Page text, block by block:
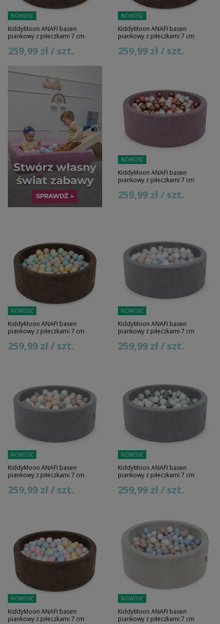
NOWOŚĆ
KiddyMoon ANAFI basen
piankowy z piłeczkami 7 cm
259,99 zł / szt.
NOWOŚĆ
KiddyMoon ANAFI basen
piankowy z piłeczkami 7 cm
259,99 zł / szt.
NOWOŚĆ
KiddyMoon ANAFI basen
piankowy z piłeczkami 7 cm
259,99 zł / szt.
NOWOŚĆ
KiddyMoon ANAFI basen
piankowy z piłeczkami 7 cm
259,99 zł / szt.
NOWOŚĆ
KiddyMoon ANAFI basen
piankowy z piłeczkami 7 cm
259,99 zł / szt.
NOWOŚĆ
KiddyMoon ANAFI basen
piankowy z piłeczkami 7 cm
259,99 zł / szt.
NOWOŚĆ
KiddyMoon ANAFI basen
piankowy z piłeczkami 7 cm
259,99 zł / szt.
NOWOŚĆ
KiddyMoon ANAFI basen
piankowy z piłeczkami 7 cm
NOWOŚĆ
KiddyMoon ANAFI basen
piankowy z piłeczkami 7 cm